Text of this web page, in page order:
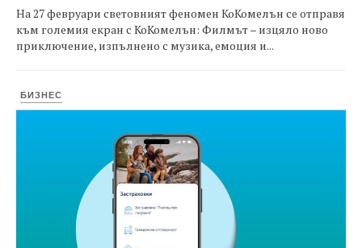
На 27 февруари световният феномен КоКомелън се отправя
към големия екран с КоКомелън: Филмът – изцяло ново
приключение, изпълнено с музика, емоция и...
БИЗНЕС